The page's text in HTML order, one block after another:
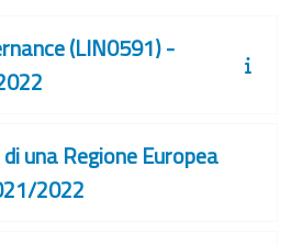
(LIN0591) -
una Regione Europea
2022